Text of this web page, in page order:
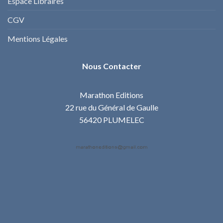
CGV
Mentions Légales
Nous Contacter
Marathon Editions
22 rue du Général de Gaulle
56420 PLUMELEC